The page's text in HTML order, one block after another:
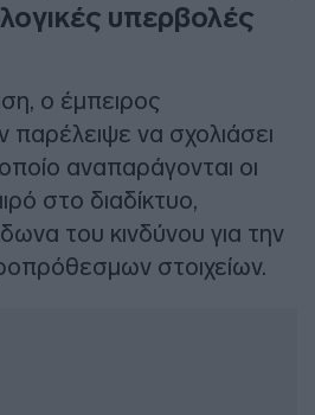
υπερβολές
ο έμπειρος
να σχολιάσει
αναπαράγονται οι
στο διαδίκτυο,
του κινδύνου για την
στοιχείων.